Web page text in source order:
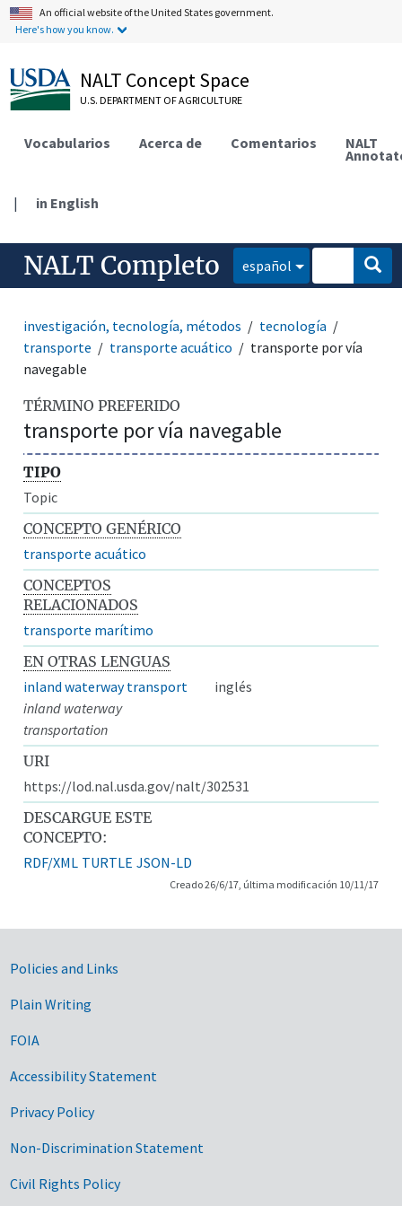
An official website of the United States government.
Here's how you know.
NALT Concept Space
U.S. DEPARTMENT OF AGRICULTURE
Vocabularios Acerca de Comentarios NALT
| in English
NALT Completo español
investigación, tecnología, métodos
tecnología
transporte
transporte acuático
transporte por vía
navegable
TÉRMINO PREFERIDO
transporte por vía navegable
TIPO
Topic
CONCEPTO GENÉRICO
transporte acuático
CONCEPTOS
RELACIONADOS
transporte marítimo
EN OTRAS LENGUAS
inland waterway transport
inglés
inland waterway
transportation
URI
https://lod.nal.usda.gov/nalt/302531
DESCARGUE ESTE
CONCEPTO:
RDF/XML TURTLE JSON-LD
Creado 26/6/17, última modificación 10/11/17
Government Links
Policies and Links
Plain Writing
FOIA
Accessibility Statement
Privacy Policy
Non-Discrimination Statement
Civil Rights Policy